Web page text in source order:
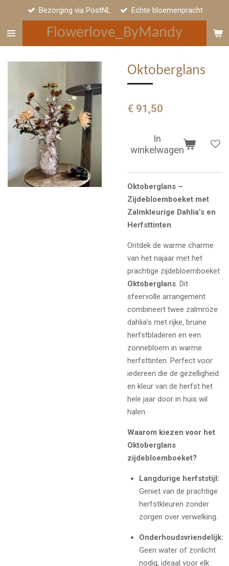
naar
hoofdinhoud
Flowerlove_ByMandy
Bezorging via PostNL Echte bloemenpracht
Oktoberglans
€ 91,50
In
winkelwagen
Oktoberglans –
Zijdebloemboeket met
Zalmkleurige Dahlia’s en
Herfsttinten
Ontdek de warme charme
van het najaar met het
prachtige zijdebloemboeket
Oktoberglans. Dit
sfeervolle arrangement
combineert twee zalmroze
dahlia’s met rijke, bruine
herfstbladeren en een
zonnebloem in warme
herfsttinten. Perfect voor
iedereen die de gezelligheid
en kleur van de herfst het
hele jaar door in huis wil
halen.
Waarom kiezen voor het
Oktoberglans
zijdebloemboeket?
Langdurige herfststijl:
Geniet van de prachtige
herfstkleuren zonder
zorgen over verwelking.
Onderhoudsvriendelijk:
Geen water of zonlicht
nodig, ideaal voor elk